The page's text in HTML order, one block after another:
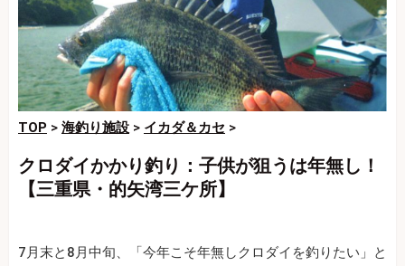
TOP > 海釣り施設 > イカダ＆カセ >
クロダイかかり釣り：子供が狙うは年無し！
【三重県・的矢湾三ケ所】
7月末と8月中旬、「今年こそ年無しクロダイを釣りたい」と